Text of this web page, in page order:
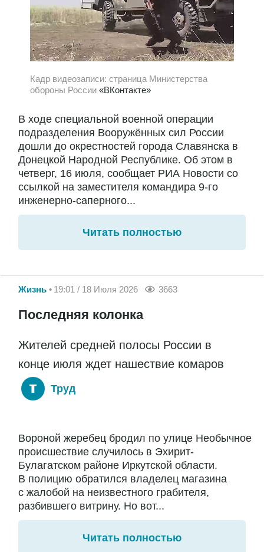
Кадр видеозаписи: страница Министерства
обороны России «ВКонтакте»
В ходе специальной военной операции
подразделения Вооружённых сил России
дошли до окрестностей города Славянска в
Донецкой Народной Республике. Об этом в
четверг, 16 июля, сообщает РИА Новости со
ссылкой на заместителя командира 9-го
инженерно-саперного...
Читать полностью
Жизнь 19:01 / 18 Июля 2026 3663
Последняя колонка
Жителей средней полосы России в
конце июля ждет нашествие комаров
Труд
Вороной жеребец бродил по улице Необычное
происшествие случилось в Эхирит-
Булагатском районе Иркутской области.
В полицию обратился владелец магазина
с жалобой на неизвестного грабителя,
разбившего витрину. Но вот...
Читать полностью